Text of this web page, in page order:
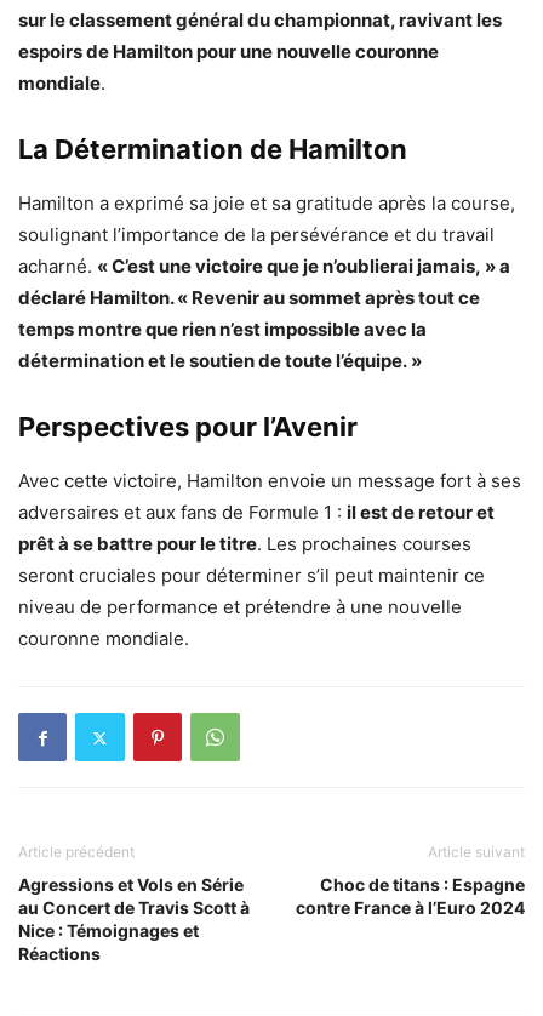
sur le classement général du championnat, ravivant les
espoirs de Hamilton pour une nouvelle couronne
mondiale.
La Détermination de Hamilton
Hamilton a exprimé sa joie et sa gratitude après la course,
soulignant l’importance de la persévérance et du travail
acharné. « C’est une victoire que je n’oublierai jamais, » a
déclaré Hamilton. « Revenir au sommet après tout ce
temps montre que rien n’est impossible avec la
détermination et le soutien de toute l’équipe. »
Perspectives pour l’Avenir
Avec cette victoire, Hamilton envoie un message fort à ses
adversaires et aux fans de Formule 1 : il est de retour et
prêt à se battre pour le titre. Les prochaines courses
seront cruciales pour déterminer s’il peut maintenir ce
niveau de performance et prétendre à une nouvelle
couronne mondiale.
Article précédent
Agressions et Vols en Série
au Concert de Travis Scott à
Nice : Témoignages et
Réactions
Article suivant
Choc de titans : Espagne
contre France à l’Euro 2024